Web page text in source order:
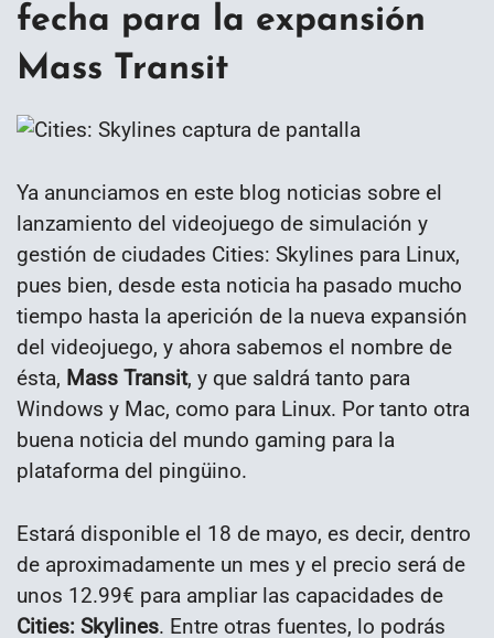
fecha para la expansión
Mass Transit
Ya anunciamos en este blog noticias sobre el
lanzamiento del videojuego de simulación y
gestión de ciudades Cities: Skylines para Linux,
pues bien, desde esta noticia ha pasado mucho
tiempo hasta la aperición de la nueva expansión
del videojuego, y ahora sabemos el nombre de
ésta, Mass Transit, y que saldrá tanto para
Windows y Mac, como para Linux. Por tanto otra
buena noticia del mundo gaming para la
plataforma del pingüino.
Estará disponible el 18 de mayo, es decir, dentro
de aproximadamente un mes y el precio será de
unos 12.99€ para ampliar las capacidades de
Cities: Skylines. Entre otras fuentes, lo podrás